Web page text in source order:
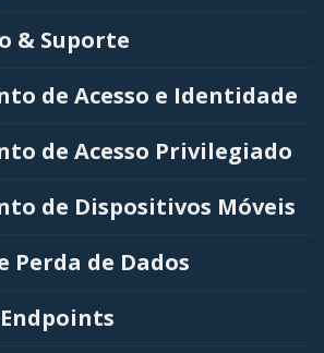
& Suporte
de Acesso e Identidade
de Acesso Privilegiado
de Dispositivos Móveis
Perda de Dados